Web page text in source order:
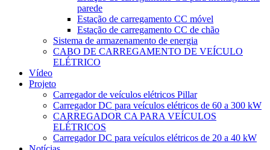
parede
Estação de carregamento CC móvel
Estação de carregamento CC de chão
Sistema de armazenamento de energia
CABO DE CARREGAMENTO DE VEÍCULO
ELÉTRICO
Vídeo
Projeto
Carregador de veículos elétricos Pillar
Carregador DC para veículos elétricos de 60 a 300 kW
CARREGADOR CA PARA VEÍCULOS
ELÉTRICOS
Carregador DC para veículos elétricos de 20 a 40 kW